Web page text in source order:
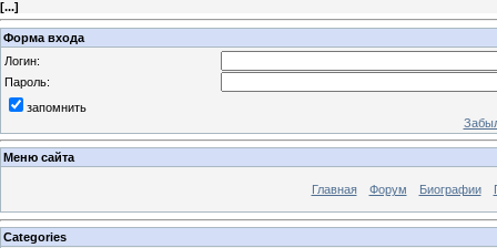
[...]
Форма входа
Логин:
Пароль:
запомнить
Меню сайта
Главная Форум Биографии
Categories